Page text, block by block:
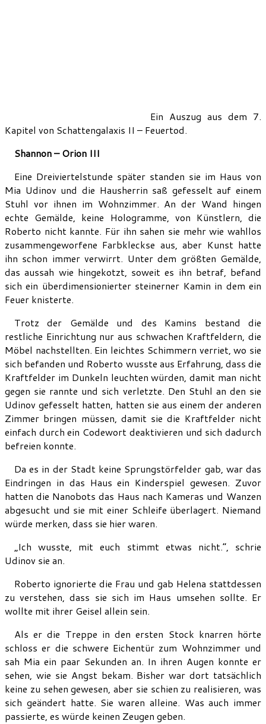
Ein Auszug aus dem 7.
Kapitel von Schattengalaxis II – Feuertod.
Shannon – Orion III
Eine Dreiviertelstunde später standen sie im Haus von
Mia Udinov und die Hausherrin saß gefesselt auf einem
Stuhl vor ihnen im Wohnzimmer. An der Wand hingen
echte Gemälde, keine Hologramme, von Künstlern, die
Roberto nicht kannte. Für ihn sahen sie mehr wie wahllos
zusammengeworfene Farbkleckse aus, aber Kunst hatte
ihn schon immer verwirrt. Unter dem größten Gemälde,
das aussah wie hingekotzt, soweit es ihn betraf, befand
sich ein überdimensionierter steinerner Kamin in dem ein
Feuer knisterte.
Trotz der Gemälde und des Kamins bestand die
restliche Einrichtung nur aus schwachen Kraftfeldern, die
Möbel nachstellten. Ein leichtes Schimmern verriet, wo sie
sich befanden und Roberto wusste aus Erfahrung, dass die
Kraftfelder im Dunkeln leuchten würden, damit man nicht
gegen sie rannte und sich verletzte. Den Stuhl an den sie
Udinov gefesselt hatten, hatten sie aus einem der anderen
Zimmer bringen müssen, damit sie die Kraftfelder nicht
einfach durch ein Codewort deaktivieren und sich dadurch
befreien konnte.
Da es in der Stadt keine Sprungstörfelder gab, war das
Eindringen in das Haus ein Kinderspiel gewesen. Zuvor
hatten die Nanobots das Haus nach Kameras und Wanzen
abgesucht und sie mit einer Schleife überlagert. Niemand
würde merken, dass sie hier waren.
„Ich wusste, mit euch stimmt etwas nicht.“, schrie
Udinov sie an.
Roberto ignorierte die Frau und gab Helena stattdessen
zu verstehen, dass sie sich im Haus umsehen sollte. Er
wollte mit ihrer Geisel allein sein.
Als er die Treppe in den ersten Stock knarren hörte
schloss er die schwere Eichentür zum Wohnzimmer und
sah Mia ein paar Sekunden an. In ihren Augen konnte er
sehen, wie sie Angst bekam. Bisher war dort tatsächlich
keine zu sehen gewesen, aber sie schien zu realisieren, was
sich geändert hatte. Sie waren alleine. Was auch immer
passierte, es würde keinen Zeugen geben.